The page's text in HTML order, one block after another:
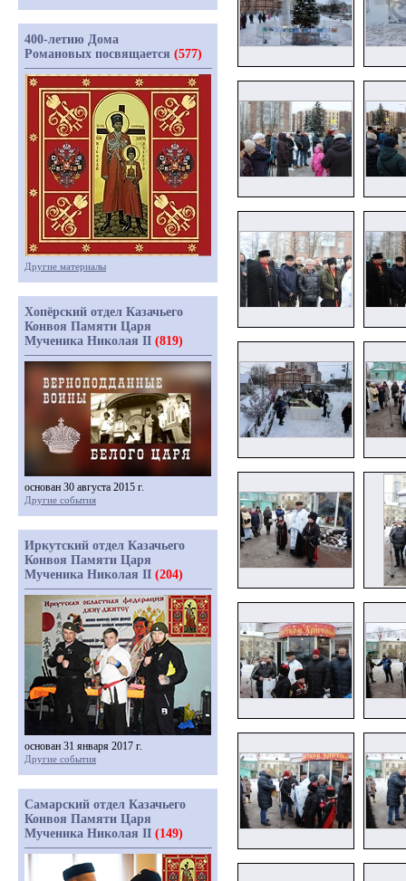
400-летию Дома
Романовых посвящается (577)
Другие материалы
Хопёрский отдел Казачьего
Конвоя Памяти Царя
Мученика Николая II (819)
основан 30 августа 2015 г.
Другие события
Иркутский отдел Казачьего
Конвоя Памяти Царя
Мученика Николая II (204)
основан 31 января 2017 г.
Другие события
Самарский отдел Казачьего
Конвоя Памяти Царя
Мученика Николая II (149)